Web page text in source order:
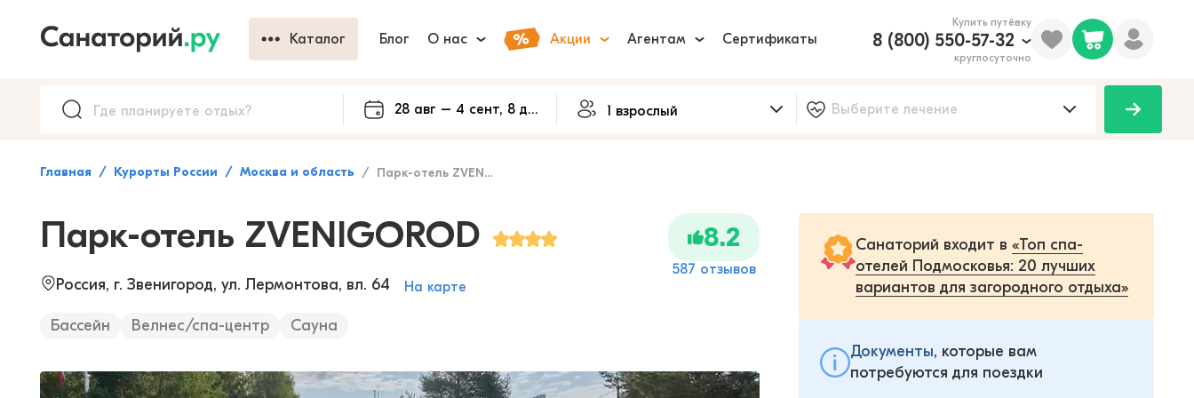
Каталог Блог О нас Акции Агентам Сертификаты
Купить путёвку
8 (800) 550-57-32
круглосуточно
Главная Курорты России Москва и область Парк-отель ZVENIGOROD
Парк-отель ZVENIGOROD
Россия, г. Звенигород, ул. Лермонтова, вл. 64 На карте
Бассейн Велнес/спа-центр Сауна
8.2
587 отзывов
Санаторий входит в «Топ спа-
отелей Подмосковья: 20 лучших
вариантов для загородного отдыха»
Документы, которые вам
потребуются для поездки